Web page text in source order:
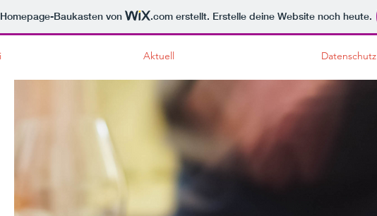
Baukasten von .com erstellt. Erstelle deine Website noch heute.
Aktuell Datenschutz